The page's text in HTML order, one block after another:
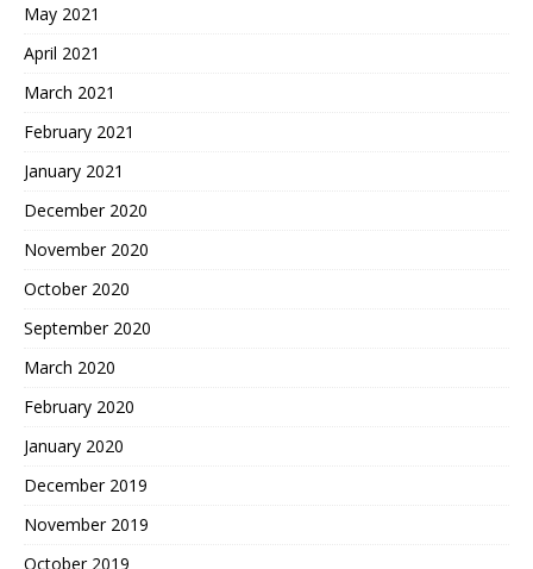
May 2021
April 2021
March 2021
February 2021
January 2021
December 2020
November 2020
October 2020
September 2020
March 2020
February 2020
January 2020
December 2019
November 2019
October 2019